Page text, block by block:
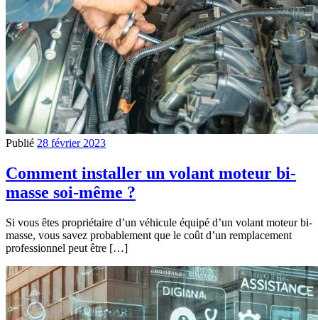
Publié 28 février 2023
Comment installer un volant moteur bi-
masse soi-même ?
Si vous êtes propriétaire d’un véhicule équipé d’un volant moteur bi-
masse, vous savez probablement que le coût d’un remplacement
professionnel peut être […]